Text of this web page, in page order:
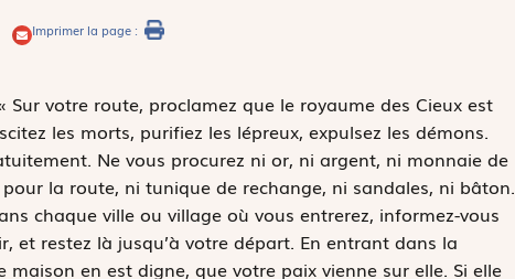
Imprimer la page :
Sur votre route, proclamez que le royaume des Cieux est
les morts, purifiez les lépreux, expulsez les démons.
Ne vous procurez ni or, ni argent, ni monnaie de
la route, ni tunique de rechange, ni sandales, ni bâton.
chaque ville ou village où vous entrerez, informez-vous
et restez là jusqu’à votre départ. En entrant dans la
maison en est digne, que votre paix vienne sur elle. Si elle